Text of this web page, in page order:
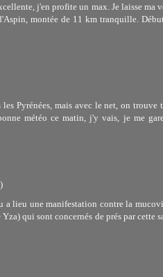
j'en profite un max. Je laisse ma
montée de 11 km tranquille.
les Pyrénées, mais avec le net, on trouve
météo ce matin, j'y vais, je me
)
a lieu une manifestation contre la
qui sont concernés de prés par cette